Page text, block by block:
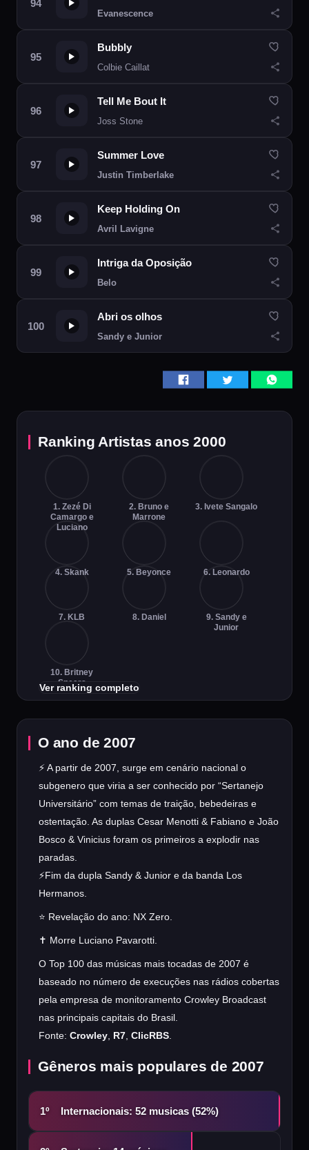
Evanescence
Bubbly
Colbie Caillat
Tell Me Bout It
Joss Stone
Summer Love
Justin Timberlake
Keep Holding On
Avril Lavigne
Intriga da Oposição
Belo
Abri os olhos
Sandy e Junior
O ano de 2007
⚡ A partir de 2007, surge em cenário nacional o
subgenero que viria a ser conhecido por “Sertanejo
Universitário” com temas de traição, bebedeiras e
ostentação. As duplas Cesar Menotti & Fabiano e João
Bosco & Vinicius foram os primeiros a explodir nas
paradas.
⚡Fim da dupla Sandy & Junior e da banda Los
Hermanos.
⭐ Revelação do ano: NX Zero.
✝️ Morre Luciano Pavarotti.
O Top 100 das músicas mais tocadas de 2007 é
baseado no número de execuções nas rádios cobertas
pela empresa de monitoramento Crowley Broadcast
nas principais capitais do Brasil.
Fonte: Crowley R7 ClicRBS
Gêneros mais populares de 2007
1º Internacionais: 52 musicas (52%)
Ranking Artistas anos 2000
1. Zezé Di
Camargo e
Luciano
2. Bruno e
Marrone
3. Ivete Sangalo
4. Skank 5. Beyonce 6. Leonardo
7. KLB 8. Daniel
9. Sandy e
Junior
10. Britney
Spears
Ver ranking completo